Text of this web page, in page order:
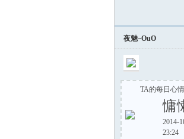
夜魅~OuO
TA的每日心情
慵
2014-
23:24